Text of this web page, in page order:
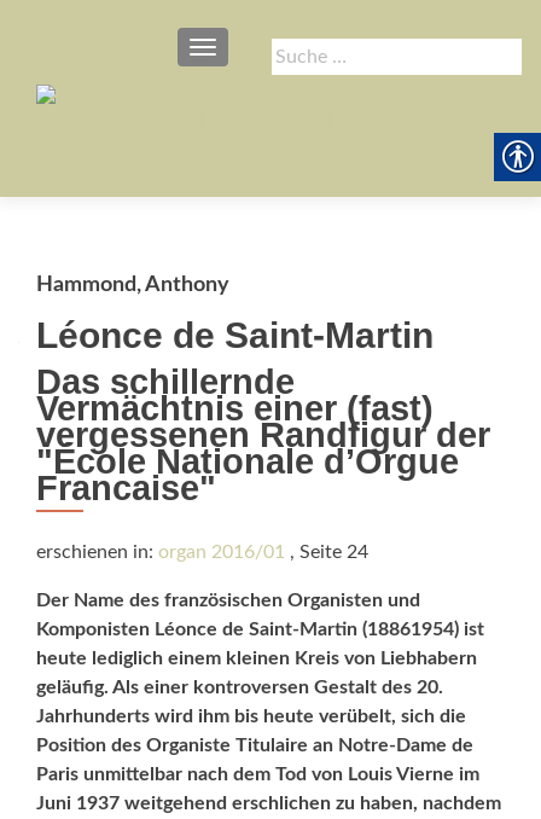
Suche
nach:
SCHALTE NAVIGATION
Hammond, Anthony
Léonce de Saint-Martin
Das schillernde
Vermächtnis einer (fast)
vergessenen Randfigur der
"École Nationale d’Orgue
Francaise"
erschienen in: organ 2016/01 , Seite 24
Der Name des französischen Organisten und
Komponis­ten Léonce de Saint-Martin (18861954) ist
heute lediglich einem kleinen Kreis von Liebhabern
geläufig. Als einer kontroversen Gestalt des 20.
Jahrhunderts wird ihm bis heute verübelt, sich die
Position des Organiste Titulaire an Notre-Dame de
Paris unmittelbar nach dem Tod von Louis Vierne im
Juni 1937 weitgehend erschlichen zu haben, nachdem